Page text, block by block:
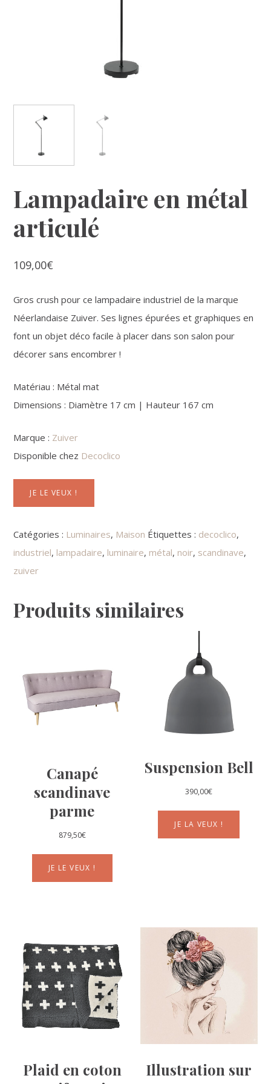
Lampadaire en métal
articulé
109,00€
Gros crush pour ce lampadaire industriel de la marque
Néerlandaise Zuiver. Ses lignes épurées et graphiques en
font un objet déco facile à placer dans son salon pour
décorer sans encombrer !
Matériau : Métal mat
Dimensions : Diamètre 17 cm | Hauteur 167 cm
Marque : Zuiver
Disponible chez Decoclico
JE LE VEUX !
Catégories : Luminaires, Maison Étiquettes : decoclico,
industriel, lampadaire, luminaire, métal, noir, scandinave,
zuiver
Produits similaires
Canapé
scandinave
parme
879,50€
JE LE VEUX !
Suspension Bell
390,00€
JE LA VEUX !
Plaid en coton
Illustration sur